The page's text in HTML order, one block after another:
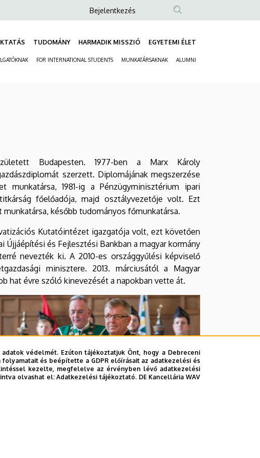
Anonim
fiók
Bejelentkezés
TUDOMÁNY HARMADIK MISSZIÓ EGYETEMI ÉLET
FOR INTERNATIONAL STUDENTS MUNKATÁRSAKNAK ALUMNI
Budapesten. 1977-ben a Marx Károly
szerzett. Diplomájának megszerzése
1981-ig a Pénzügyminisztérium ipari
főelőadója, majd osztályvezetője volt. Ezt
később tudományos főmunkatársa.
Kutatóintézet igazgatója volt, ezt követően
Újjáépítési és Fejlesztési Bankban a magyar kormány
nevezték ki. A 2010-es országgyűlési képviselő
minisztere. 2013. márciusától a Magyar
hat évre szóló kinevezését a napokban vette át.
védelmét. Ezúton tájékoztatjuk Önt, hogy a Debreceni
és beépítette a GDPR előírásait az adatkezelési és
kezelte, megfelelve az érvényben lévő adatkezelési
olvashat el:Adatkezelési tájékoztató. DE Kancellária WAV